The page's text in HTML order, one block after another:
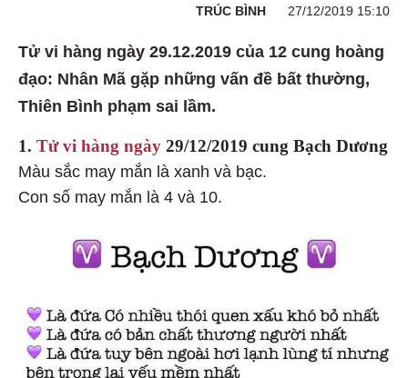
TRÚC BÌNH 27/12/2019 15:10
Tử vi hàng ngày 29.12.2019 của 12 cung hoàng
đạo: Nhân Mã gặp những vấn đề bất thường,
Thiên Bình phạm sai lầm.
1. Tử vi hàng ngày 29/12/2019 cung Bạch Dương
Màu sắc may mắn là xanh và bạc.
Con số may mắn là 4 và 10.